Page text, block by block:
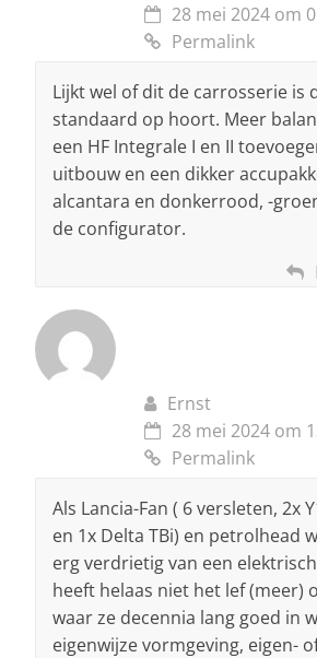
28 mei 2024 om
Permalink
Lijkt wel of dit de carrosserie is
standaard op hoort. Meer
een HF Integrale I en II
uitbouw en een dikker
alcantara en donkerrood, -
de configurator.
Ernst
28 mei 2024 om
Permalink
Als Lancia-Fan ( 6 versleten, 2x
en 1x Delta TBi) en petrolhead
erg verdrietig van een
heeft helaas niet het lef (meer)
waar ze decennia lang goed in
eigenwijze vormgeving, eigen-